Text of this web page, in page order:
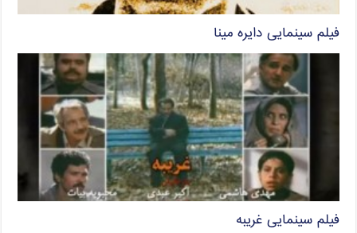
فیلم سینمایی دایره مینا
فیلم سینمایی غریبه